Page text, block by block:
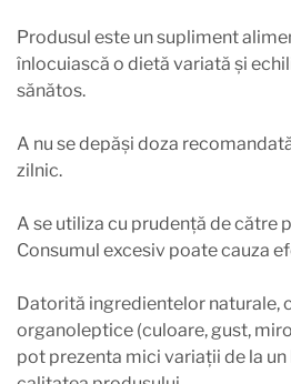
Produsul este un supliment
înlocuiască o dietă variată și
sănătos.
A nu se depăși doza
zilnic.
A se utiliza cu prudență de către
Consumul excesiv poate cauza
Datorită ingredientelor naturale,
organoleptice (culoare, gust,
pot prezenta mici variații de la